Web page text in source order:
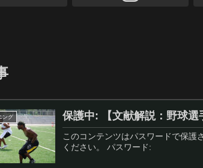
ング 保護中: 【文献解説：野球
このコンテンツはパスワードで保護
ください。 パスワード: